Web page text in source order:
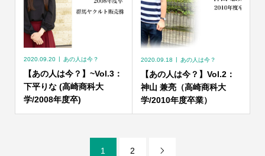
2020.09.20 あの人は今？
【あの人は今？】~Vol.3：
下平りな (高崎商科大
学/2008年度卒)
2020.09.18 あの人は今？
【あの人は今？】Vol.2：
神山 兼亮（高崎商科大
学/2010年度卒業）
1 2 